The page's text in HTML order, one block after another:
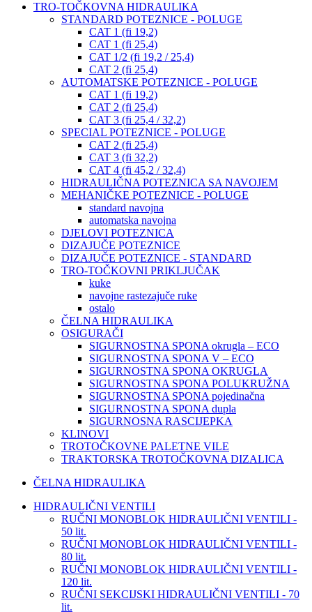
TRO-TOČKOVNA HIDRAULIKA
STANDARD POTEZNICE - POLUGE
CAT 1 (fi 19,2)
CAT 1 (fi 25,4)
CAT 1/2 (fi 19,2 / 25,4)
CAT 2 (fi 25,4)
AUTOMATSKE POTEZNICE - POLUGE
CAT 1 (fi 19,2)
CAT 2 (fi 25,4)
CAT 3 (fi 25,4 / 32,2)
SPECIAL POTEZNICE - POLUGE
CAT 2 (fi 25,4)
CAT 3 (fi 32,2)
CAT 4 (fi 45,2 / 32,4)
HIDRAULIČNA POTEZNICA SA NAVOJEM
MEHANIČKE POTEZNICE - POLUGE
standard navojna
automatska navojna
DJELOVI POTEZNICA
DIZAJUČE POTEZNICE
DIZAJUČE POTEZNICE - STANDARD
TRO-TOČKOVNI PRIKLJUČAK
kuke
navojne rastezajuče ruke
ostalo
ČELNA HIDRAULIKA
OSIGURAČI
SIGURNOSTNA SPONA okrugla – ECO
SIGURNOSTNA SPONA V – ECO
SIGURNOSTNA SPONA OKRUGLA
SIGURNOSTNA SPONA POLUKRUŽNA
SIGURNOSTNA SPONA pojedinačna
SIGURNOSTNA SPONA dupla
SIGURNOSNA RASCIJEPKA
KLINOVI
TROTOČKOVNE PALETNE VILE
TRAKTORSKA TROTOČKOVNA DIZALICA
ČELNA HIDRAULIKA
HIDRAULIČNI VENTILI
RUČNI MONOBLOK HIDRAULIČNI VENTILI -
50 lit.
RUČNI MONOBLOK HIDRAULIČNI VENTILI -
80 lit.
RUČNI MONOBLOK HIDRAULIČNI VENTILI -
120 lit.
RUČNI SEKCIJSKI HIDRAULIČNI VENTILI - 70
lit.